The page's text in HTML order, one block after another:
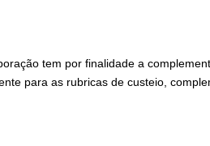
tem por finalidade a
para as rubricas de custeio,